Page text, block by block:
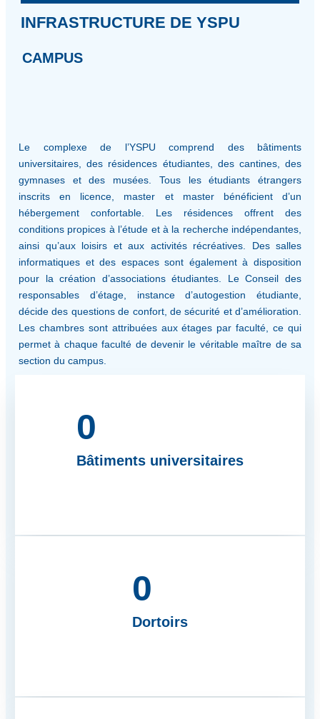
INFRASTRUCTURE DE YSPU
CAMPUS
Le complexe de l’YSPU comprend des bâtiments
universitaires, des résidences étudiantes, des cantines, des
gymnases et des musées. Tous les étudiants étrangers
inscrits en licence, master et master bénéficient d’un
hébergement confortable. Les résidences offrent des
conditions propices à l’étude et à la recherche indépendantes,
ainsi qu’aux loisirs et aux activités récréatives. Des salles
informatiques et des espaces sont également à disposition
pour la création d’associations étudiantes. Le Conseil des
responsables d’étage, instance d’autogestion étudiante,
décide des questions de confort, de sécurité et d’amélioration.
Les chambres sont attribuées aux étages par faculté, ce qui
permet à chaque faculté de devenir le véritable maître de sa
section du campus.
0
Bâtiments universitaires
0
Dortoirs